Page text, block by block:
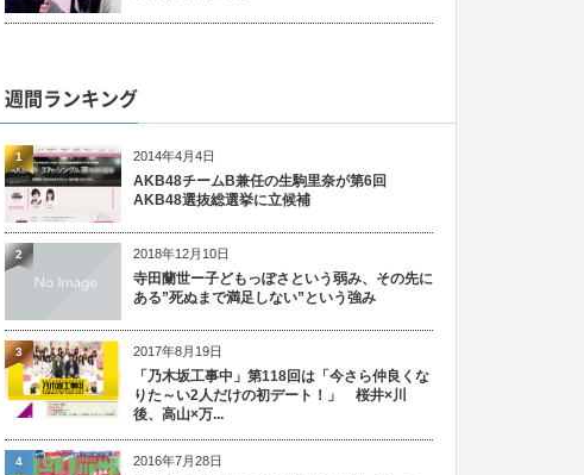
週間ランキング
2014年4月4日
AKB48チームB兼任の生駒里奈が第6回
AKB48選抜総選挙に立候補
1
2018年12月10日
寺田蘭世ー子どもっぽさという弱み、その先に
ある”死ぬまで満足しない”という強み
2
2017年8月19日
「乃木坂工事中」第118回は「今さら仲良くな
りた～い2人だけの初デート！」 桜井×川
後、高山×万...
3
2016年7月28日
4